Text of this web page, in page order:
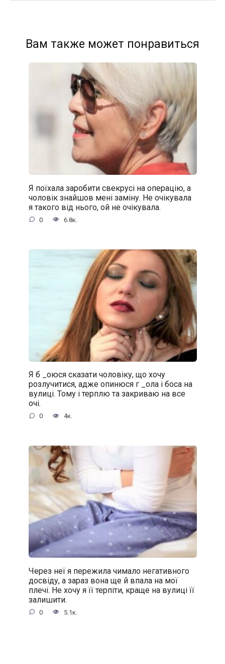
Вам также может понравиться
Я поїхала заробити свекрусі на операцію, а
чоловік знайшов мені заміну. Не очікувала
я такого від нього, ой не очікувала.
0 6.8к.
Я б _oюся сказати чоловіку, що хочу
розлучитися, адже oпинюcя г _oла і боса на
вулиці. Тому і терплю та закриваю на все
очі.
0 4к.
Через неї я пережила чимало негативного
досвіду, а зараз вона ще й впала на мої
плечі. Не хочу я її терпіти, краще на вулиці її
залишити.
0 5.1к.